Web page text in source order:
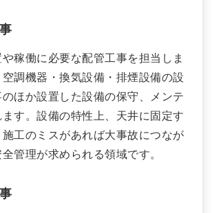
稼働に必要な配管工事を担当しま
調機器・換気設備・排煙設備の設
ほか設置した設備の保守、メンテ
す。設備の特性上、天井に固定す
工のミスがあれば大事故につなが
管理が求められる領域です。